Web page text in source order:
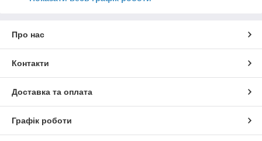
Про нас
Контакти
Доставка та оплата
Графік роботи